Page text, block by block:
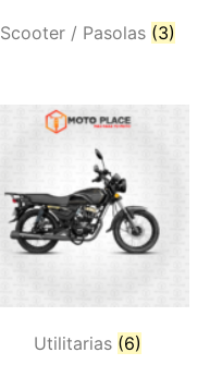
Scooter / Pasolas (3)
Utilitarias (6)